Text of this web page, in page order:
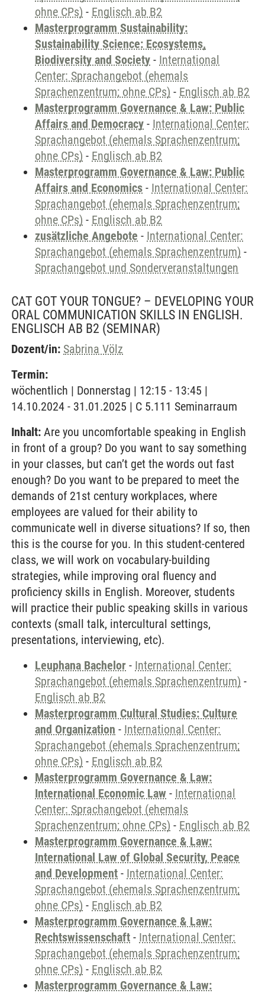
ohne CPs) - Englisch ab B2
Masterprogramm Sustainability:
Sustainability Science: Ecosystems,
Biodiversity and Society - International
Center: Sprachangebot (ehemals
Sprachenzentrum; ohne CPs) - Englisch ab B2
Masterprogramm Governance & Law: Public
Affairs and Democracy - International Center:
Sprachangebot (ehemals Sprachenzentrum;
ohne CPs) - Englisch ab B2
Masterprogramm Governance & Law: Public
Affairs and Economics - International Center:
Sprachangebot (ehemals Sprachenzentrum;
ohne CPs) - Englisch ab B2
zusätzliche Angebote - International Center:
Sprachangebot (ehemals Sprachenzentrum) -
Sprachangebot und Sonderveranstaltungen
CAT GOT YOUR TONGUE? – DEVELOPING YOUR
ORAL COMMUNICATION SKILLS IN ENGLISH.
ENGLISCH AB B2 (SEMINAR)
Dozent/in: Sabrina Völz
Termin:
wöchentlich | Donnerstag | 12:15 - 13:45 |
14.10.2024 - 31.01.2025 | C 5.111 Seminarraum
Inhalt: Are you uncomfortable speaking in English
in front of a group? Do you want to say something
in your classes, but can’t get the words out fast
enough? Do you want to be prepared to meet the
demands of 21st century workplaces, where
employees are valued for their ability to
communicate well in diverse situations? If so, then
this is the course for you. In this student-centered
class, we will work on vocabulary-building
strategies, while improving oral fluency and
proficiency skills in English. Moreover, students
will practice their public speaking skills in various
contexts (small talk, intercultural settings,
presentations, interviewing, etc).
Leuphana Bachelor - International Center:
Sprachangebot (ehemals Sprachenzentrum) -
Englisch ab B2
Masterprogramm Cultural Studies: Culture
and Organization - International Center:
Sprachangebot (ehemals Sprachenzentrum;
ohne CPs) - Englisch ab B2
Masterprogramm Governance & Law:
International Economic Law - International
Center: Sprachangebot (ehemals
Sprachenzentrum; ohne CPs) - Englisch ab B2
Masterprogramm Governance & Law:
International Law of Global Security, Peace
and Development - International Center:
Sprachangebot (ehemals Sprachenzentrum;
ohne CPs) - Englisch ab B2
Masterprogramm Governance & Law:
Rechtswissenschaft - International Center:
Sprachangebot (ehemals Sprachenzentrum;
ohne CPs) - Englisch ab B2
Masterprogramm Governance & Law: